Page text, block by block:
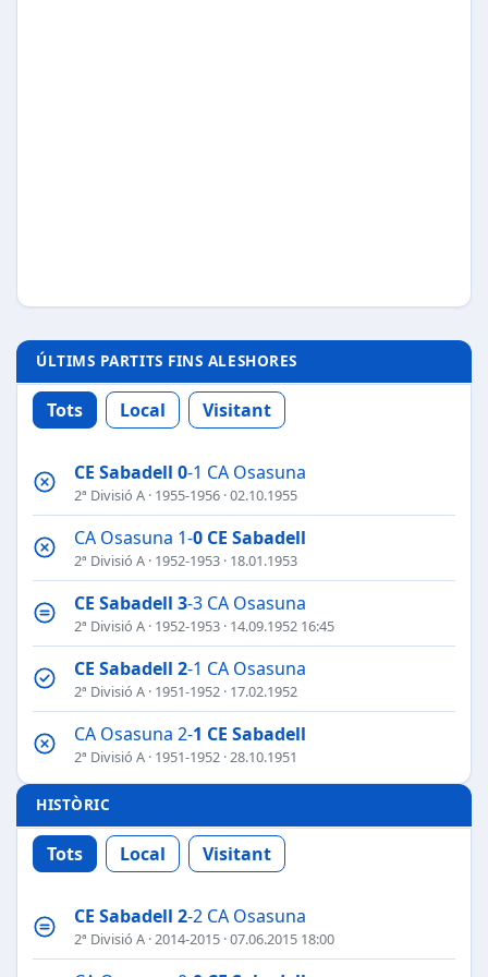
ÚLTIMS PARTITS FINS ALESHORES
Tots Local Visitant
CE Sabadell 0-1 CA Osasuna
2ª Divisió A · 1955-1956 · 02.10.1955
CA Osasuna 1-0 CE Sabadell
2ª Divisió A · 1952-1953 · 18.01.1953
CE Sabadell 3-3 CA Osasuna
2ª Divisió A · 1952-1953 · 14.09.1952 16:45
CE Sabadell 2-1 CA Osasuna
2ª Divisió A · 1951-1952 · 17.02.1952
CA Osasuna 2-1 CE Sabadell
2ª Divisió A · 1951-1952 · 28.10.1951
HISTÒRIC
Tots Local Visitant
CE Sabadell 2-2 CA Osasuna
2ª Divisió A ·2014-2015 · 07.06.2015 18:00